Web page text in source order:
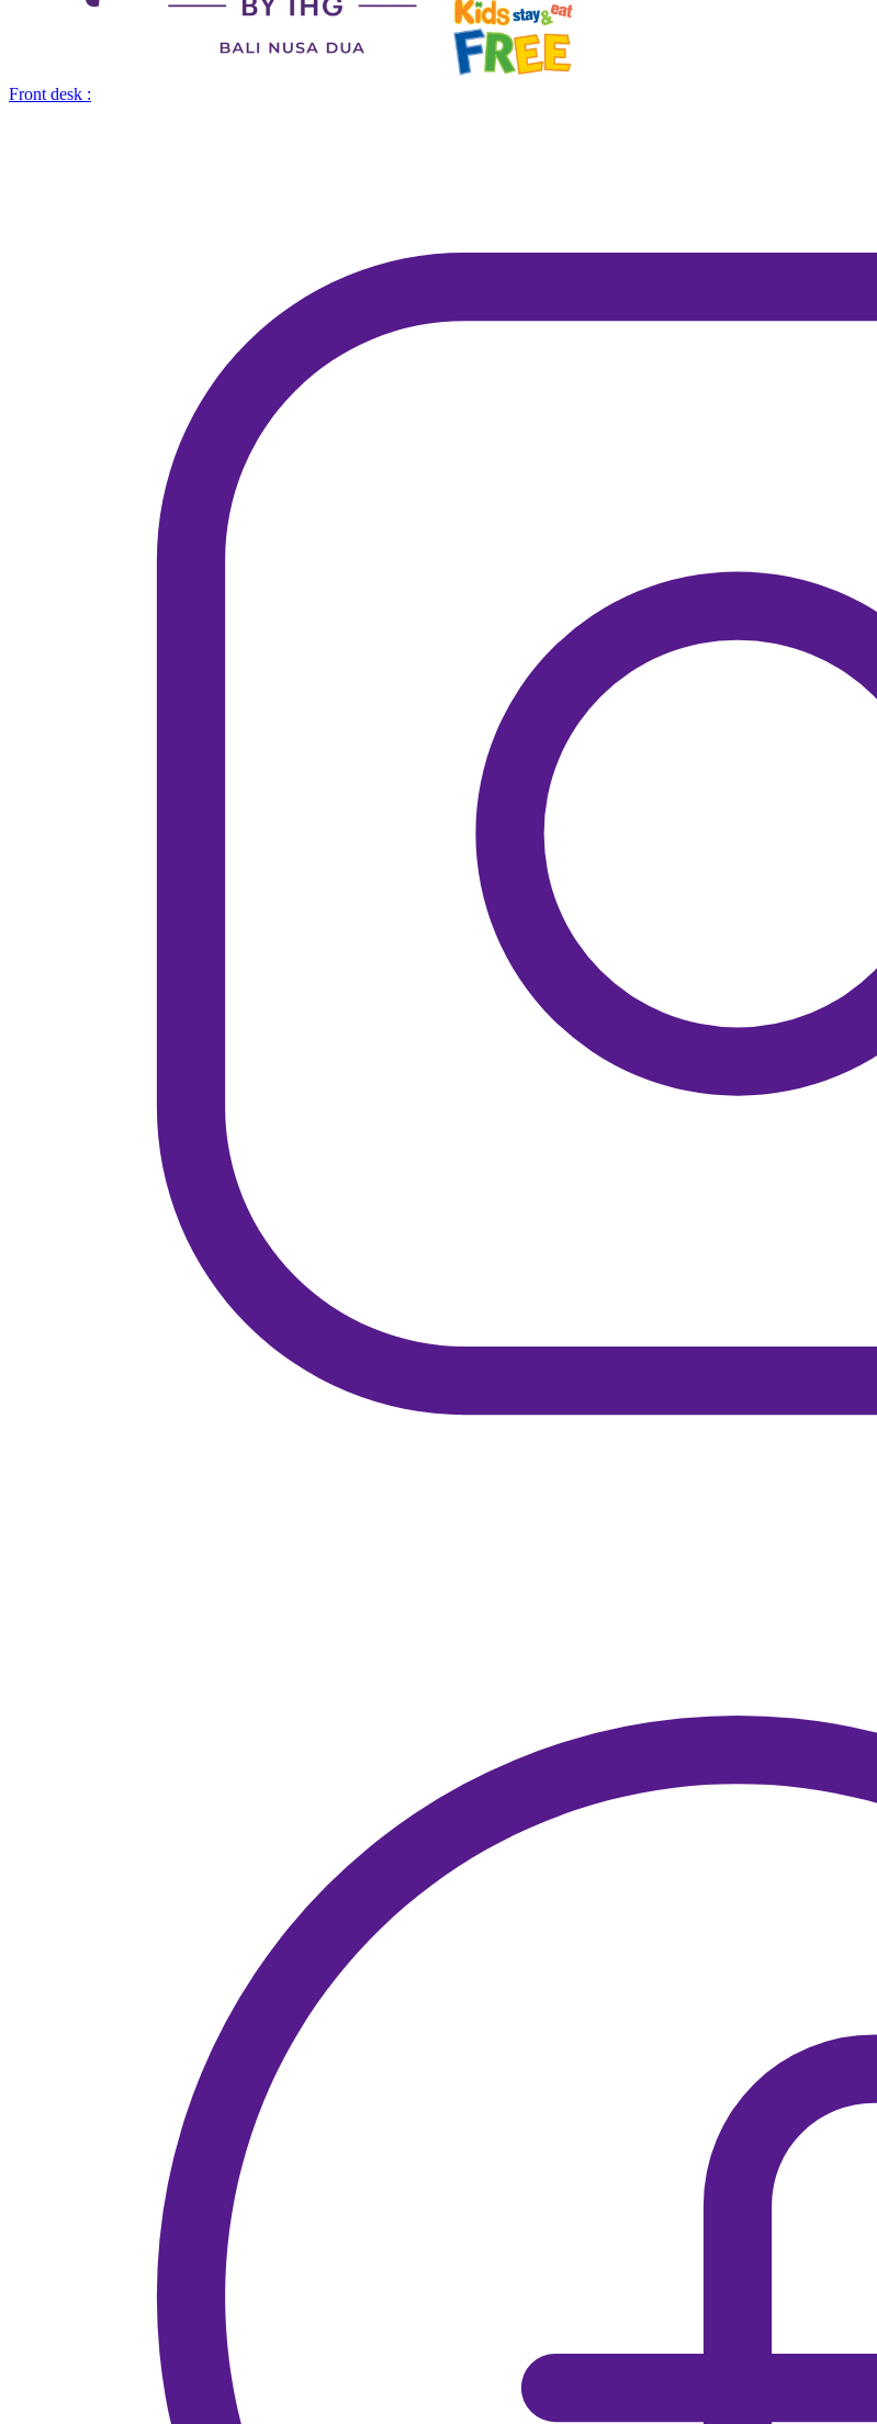
Front desk :